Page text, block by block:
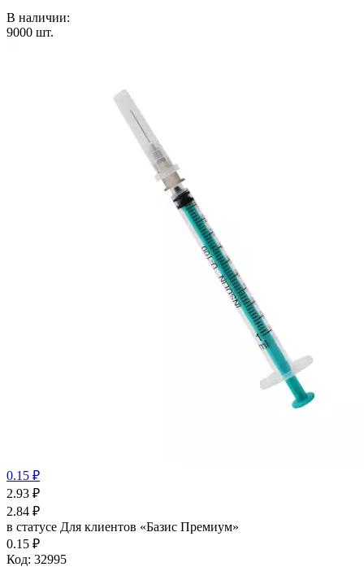
В наличии:
9000 шт.
0.15 ₽
2.93 ₽
2.84 ₽
в статусе Для клиентов «Базис Премиум»
0.15 ₽
Код: 32995